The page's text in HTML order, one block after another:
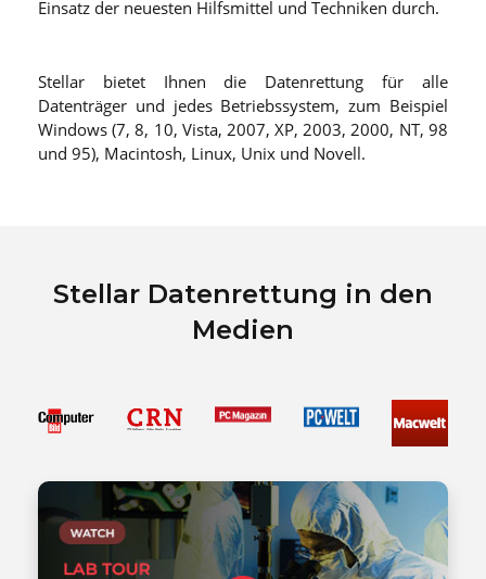
Einsatz der neuesten Hilfsmittel und Techniken durch.
Stellar bietet Ihnen die Datenrettung für alle
Datenträger und jedes Betriebssystem, zum Beispiel
Windows (7, 8, 10, Vista, 2007, XP, 2003, 2000, NT, 98
und 95), Macintosh, Linux, Unix und Novell.
Stellar Datenrettung in den
Medien